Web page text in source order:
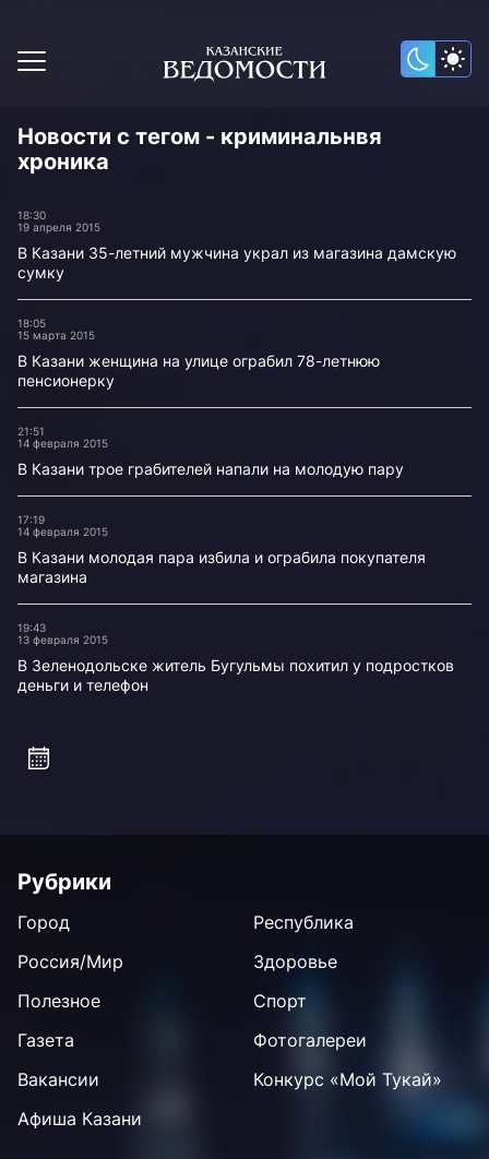
Новости с тегом - криминальнвя
хроника
18:30
19 апреля 2015
В Казани 35-летний мужчина украл из магазина дамскую
сумку
18:05
15 марта 2015
В Казани женщина на улице ограбил 78-летнюю
пенсионерку
21:51
14 февраля 2015
В Казани трое грабителей напали на молодую пару
17:19
14 февраля 2015
В Казани молодая пара избила и ограбила покупателя
магазина
19:43
13 февраля 2015
В Зеленодольске житель Бугульмы похитил у подростков
деньги и телефон
Рубрики
Город
Республика
Россия/Мир
Здоровье
Полезное
Спорт
Газета
Фотогалереи
Вакансии
Конкурс «Мой Тукай»
Афиша Казани